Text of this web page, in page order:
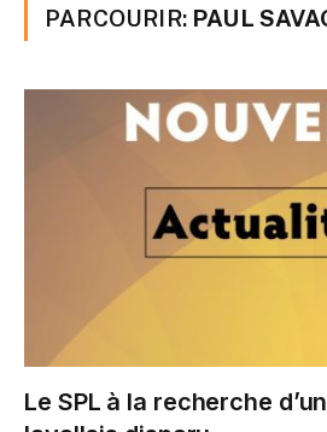
PARCOURIR: PAUL
Le SPL à la recherche